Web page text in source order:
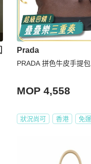
Prada
PRADA 拼色牛皮手提包
MOP 4,558
狀況尚可 香港 免運